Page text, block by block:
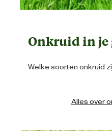
Onkruid in je
Welke soorten onkruid
Alles over